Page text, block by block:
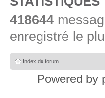
418644
enregistré le
Index du forum
Powered by